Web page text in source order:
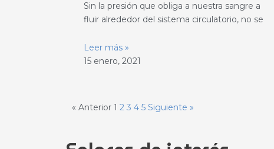
Sin la presión que obliga a nuestra sangre a
fluir alrededor del sistema circulatorio, no se
Leer más »
15 enero, 2021
« Anterior 1 2 3 4 5 Siguiente »